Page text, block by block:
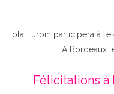
Lola Turpin participera à
A Bordeaux
Félicitations à